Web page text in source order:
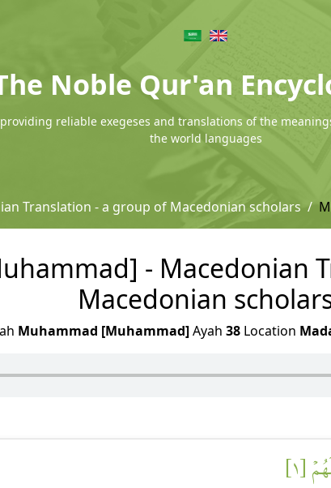
Noble Qur'an
reliable exegeses and translations of the
the world languages
Translation - a group of Macedonian scholars
- Macedonian
Macedonian
Muhammad [Muhammad]Ayah 38Location
[١]